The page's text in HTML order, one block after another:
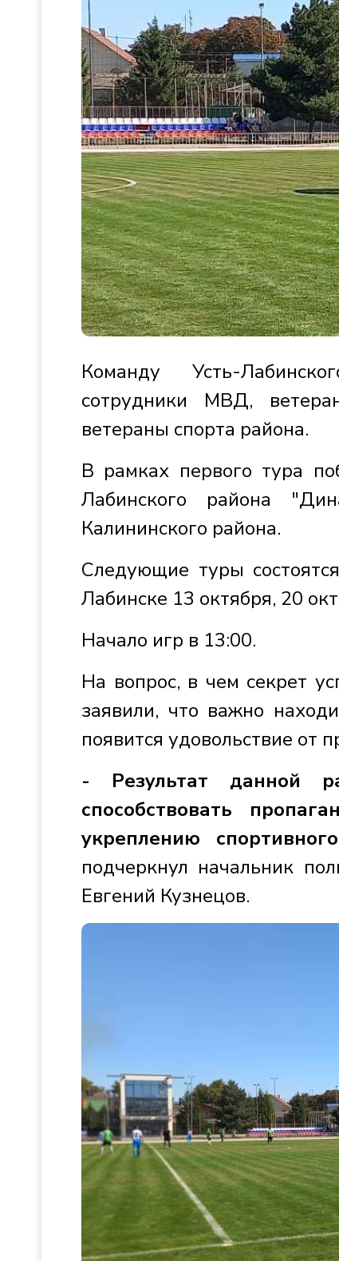
Команду Усть-
сотрудники МВД,
ветераны спорта района.
В рамках первого тура
Лабинского района
Калининского района.
Следующие туры
Лабинске 13 октября, 20
Начало игр в 13:00.
На вопрос, в чем секрет
заявили, что важно
появится удовольствие от
- Результат данной
способствовать
укреплению
подчеркнул начальник
Евгений Кузнецов.